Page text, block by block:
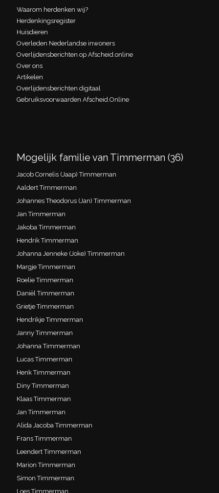
Waarom herdenken wij?
Herdenkingsregister
Huisdieren
Overleden Nederlandse inwoners
Overlijdensberichten op Afscheid.online
Over ons
Artikelen
Overlijdensberichten digitaal
Gebruiksvoorwaarden Afscheid.Online
Mogelijk familie van Timmerman (36)
Jacob Cornelis (Jaap) Timmerman
Aaldert Timmerman
Johannes Theodorus (Jan) Timmerman
Jan Timmerman
Jakoba Timmerman
Hendrik Timmerman
Johanna Jenneke (Joke) Timmerman
Margje Timmerman
Roelie Timmerman
Daniël Timmerman
Grietje Timmerman
Hendrikje Timmerman
Janny Timmerman
Johanna Timmerman
Lucas Timmerman
Henk Timmerman
Diny Timmerman
Klaas Timmerman
Jan Timmerman
Alida Jacoba Timmerman
Frans Timmerman
Leendert Timmerman
Marion Timmerman
Simon Timmerman
Loes Timmerman